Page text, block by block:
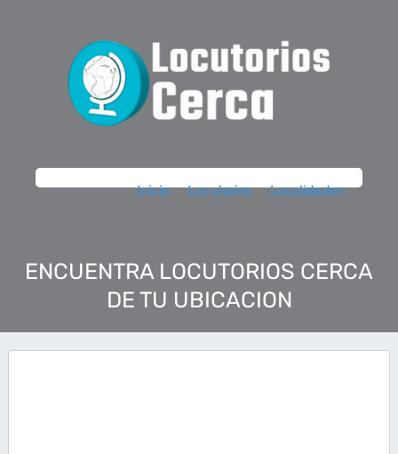
Inicio Locutorios Localidades
ENCUENTRA LOCUTORIOS CERCA
DE TU UBICACION